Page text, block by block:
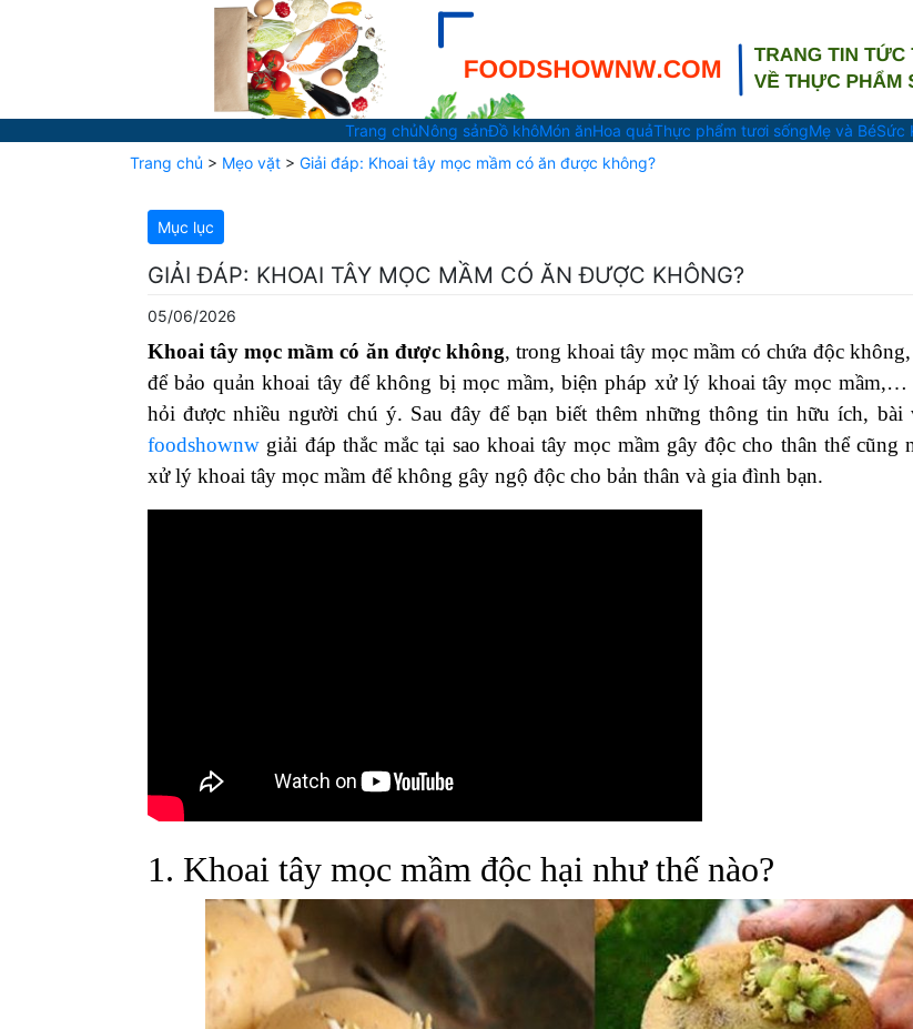
Trang chủNông sảnĐồ khôMón ănHoa quảThực phẩm tươi sốngMẹ và BéSức
Trang chủ > Mẹo vặt > Giải đáp: Khoai tây mọc mầm có ăn được không?
Mục lục
GIẢI ĐÁP: KHOAI TÂY MỌC MẦM CÓ ĂN ĐƯỢC KHÔNG?
05/06/2026
Khoai tây mọc mầm có ăn được không, trong khoai tây mọc mầm có chứa độc không,
để bảo quản khoai tây để không bị mọc mầm, biện pháp xử lý khoai tây mọc mầm,…
hỏi được nhiều người chú ý. Sau đây để bạn biết thêm những thông tin hữu ích, bài
foodshownw giải đáp thắc mắc tại sao khoai tây mọc mầm gây độc cho thân thể cũng
xử lý khoai tây mọc mầm để không gây ngộ độc cho bản thân và gia đình bạn.
1. Khoai tây mọc mầm độc hại như thế nào?